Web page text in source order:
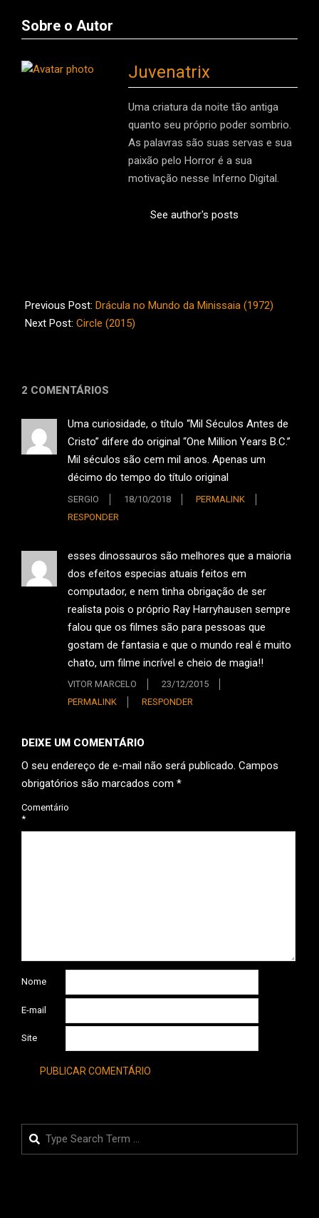
Sobre o Autor
Juvenatrix
Uma criatura da noite tão antiga
quanto seu próprio poder sombrio.
As palavras são suas servas e sua
paixão pelo Horror é a sua
motivação nesse Inferno Digital.
See author's posts
12-
21
Previous Post: Drácula no Mundo da Minissaia (1972)
Next Post: Circle (2015)
2 COMENTÁRIOS
Uma curiosidade, o título “Mil Séculos Antes de
Cristo” difere do original “One Million Years B.C.”
Mil séculos são cem mil anos. Apenas um
décimo do tempo do título original
SERGIO 18/10/2018
PERMALINK
RESPONDER
esses dinossauros são melhores que a maioria
dos efeitos especias atuais feitos em
computador, e nem tinha obrigação de ser
realista pois o próprio Ray Harryhausen sempre
falou que os filmes são para pessoas que
gostam de fantasia e que o mundo real é muito
chato, um filme incrível e cheio de magia!!
VITOR MARCELO
23/12/2015
PERMALINK
RESPONDER
DEIXE UM COMENTÁRIO
O seu endereço de e-mail não será publicado. Campos
obrigatórios são marcados com *
Comentário
*
Nome
E-mail
Site
Search